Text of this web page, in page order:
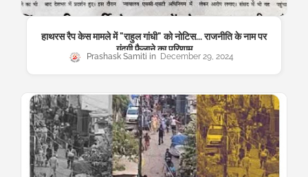
हाथरस रैप केस मामले में "राहुल गांधी" को नोटिस... राजनीति के नाम पर
गंदगी फैलाने का परिणाम
Prashask Samiti December 29, 2024